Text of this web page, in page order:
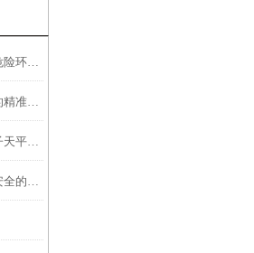
防爆电子天平在化学实验与危险环境中的应用与优势
防爆电子天平：危险环境中的精准称量卫士
科技与安全同行——防爆电子天平在工业生产中的应用
防爆电子天平——保障化工安全的精密称重解决方案